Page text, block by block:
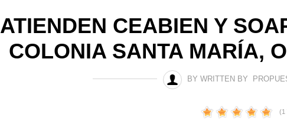
ATIENDEN CEABIEN Y
COLONIA SANTA MARÍA,
BY WRITTEN BY
(1